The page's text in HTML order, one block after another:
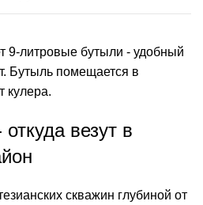
9-литровые бутыли - удобный
Бутыль помещается в
кулера.
везут в
скважин глубиной от